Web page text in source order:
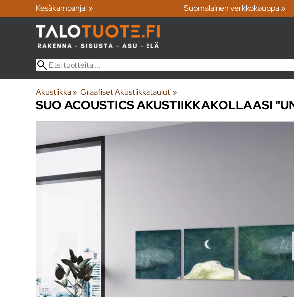
Kesäkampanja! » Suomalainen verkkokauppa »
Akustiikka‪» Graafiset Akustiikkataulut ‪»
SUO ACOUSTICSAKUSTIIKKAKOLLAASI